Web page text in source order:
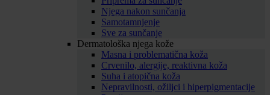
Njega nakon sunčanja
Samotamnjenje
Sve za sunčanje
Dermatološka njega kože
Masna i problematična koža
Crvenilo, alergije, reaktivna koža
Suha i atopična koža
Nepravilnosti, ožiljci i hiperpigmentacije